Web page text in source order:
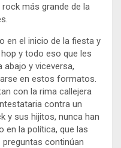
más grande de la
en el inicio de la fiesta y
y todo eso que les
abajo y viceversa,
en estos formatos.
con la rima callejera
contra un
y sus hijitos, nunca han
en la política, que las
continúan